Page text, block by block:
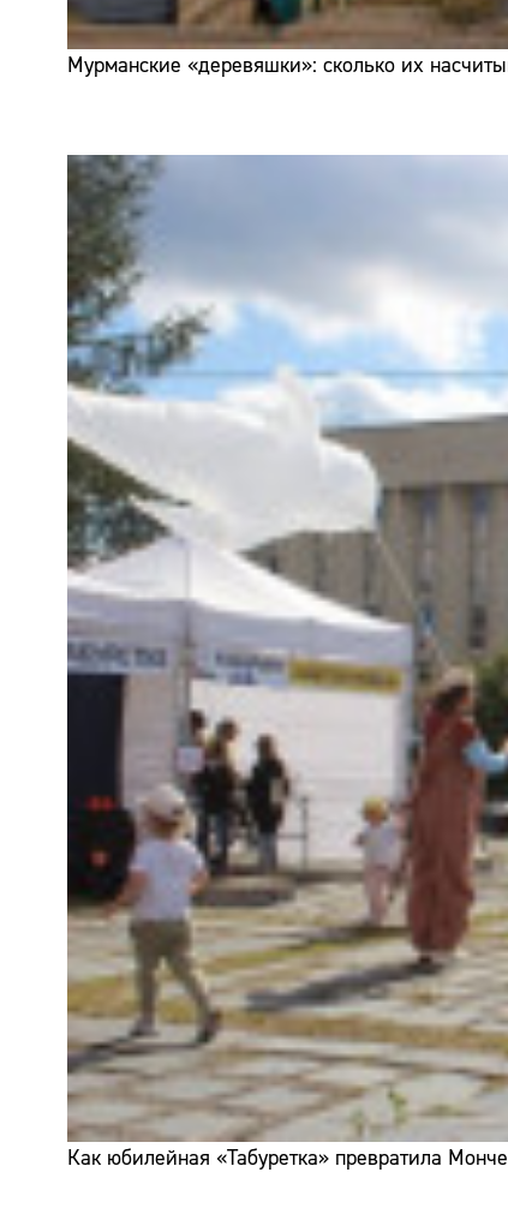
Мурманские «деревяшки»: сколько их
Как юбилейная «Табуретка» превратила